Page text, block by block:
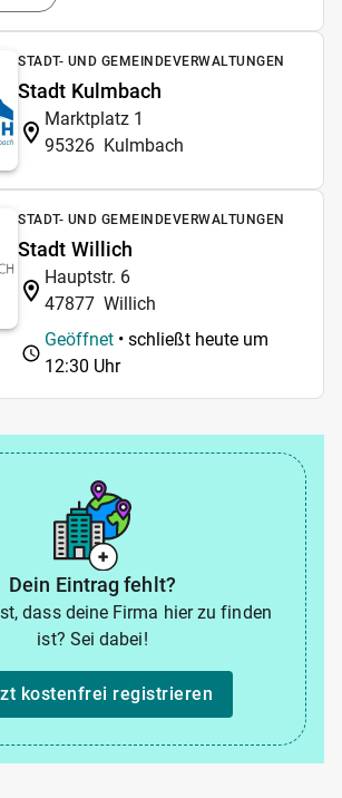
STADT- UND GEMEINDEVERWALTUNGEN
Stadt Kulmbach
Marktplatz 1
95326 Kulmbach
STADT- UND GEMEINDEVERWALTUNGEN
Stadt Willich
Hauptstr. 6
47877 Willich
Geöffnet • schließt heute um
12:30 Uhr
Dein Eintrag fehlt?
dass deine Firma hier zu finden
ist? Sei dabei!
kostenfrei registrieren